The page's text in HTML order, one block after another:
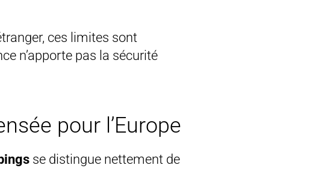
ces limites sont
n’apporte pas la sécurité
pour l’Europe
se distingue nettement de